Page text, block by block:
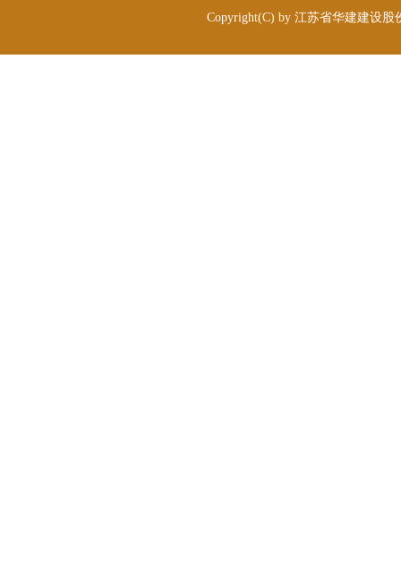
Copyright(C) by 江苏省华建建设